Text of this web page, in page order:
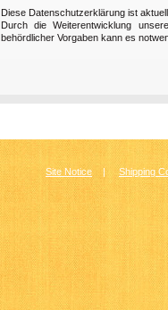
Diese Datenschutzerklärung ist
Durch die Weiterentwicklung
behördlicher Vorgaben kann es
Site Notice | Shipping